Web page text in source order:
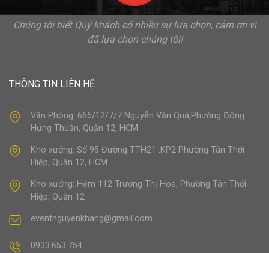
Chúng tôi biết Quý khách có nhiều sự lựa chọn, cảm ơn vì
đã lựa chọn chúng tôi!
THÔNG TIN LIÊN HỆ
Văn Phòng: 666/12/7/7 Nguyễn Văn Quá,Phường Đông
Hưng Thuận, Quận 12, HCM
Kho xưởng: Số 95 Đường TTH21 .KP2 Phường Tân Thới
Hiệp, Quận 12, HCM
Kho xưởng: Hẻm 112 Trương Thị Hoa, Phường Tân Thới
Hiệp, Quận 12
eventnguyenkhang@gmail.com
0933.653.754